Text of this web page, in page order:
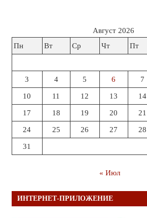
Август 2026
Пн
Вт Ср Чт Пт
3 4 5 6 7
10 11 12 13 14
17 18 19 20 21
24 25 26 27 28
31
« Июл
ИНТЕРНЕТ-ПРИЛОЖЕНИЕ